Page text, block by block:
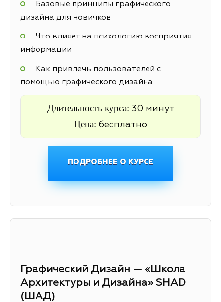
Базовые принципы графического
дизайна для новичков
Что влияет на психологию восприятия
информации
Как привлечь пользователей с
помощью графического дизайна
Длительность курса: 30 минут
Цена: бесплатно
ПОДРОБНЕЕ О КУРСЕ
Графический Дизайн — «Школа
Архитектуры и Дизайна» SHAD
(ШАД)